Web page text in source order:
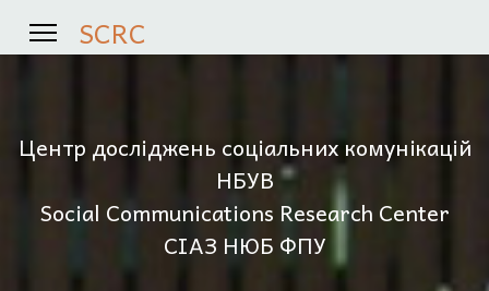
SCRC
Центр досліджень соціальних комунікацій
НБУВ
Social Communications Research Center
СІАЗ НЮБ ФПУ